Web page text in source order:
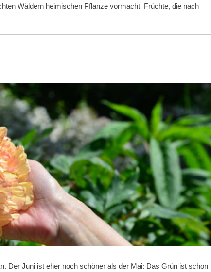
Wäldern heimischen Pflanze vormacht. Früchte, die nach
Der Juni ist eher noch schöner als der Mai: Das Grün ist schon